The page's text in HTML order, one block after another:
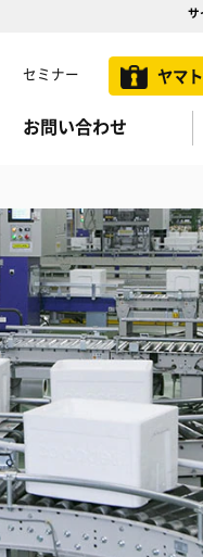
サ
セミナー ヤマ
お問い合わせ